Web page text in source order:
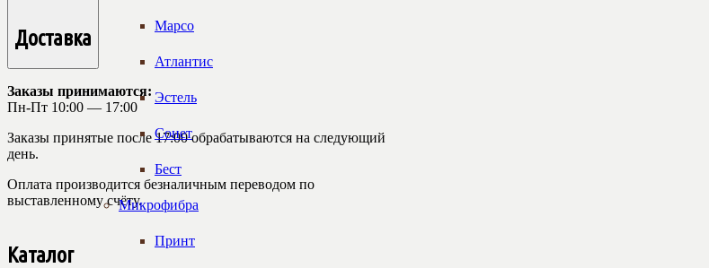
Марсо
Атлантис
Эстель
Сонет
Бест
Микрофибра
Принт
Доставка
Заказы принимаются:
Пн-Пт 10:00 — 17:00
Заказы принятые после 17:00 обрабатываются на следующий
день.
Оплата производится безналичным переводом по
выставленному счёту.
Каталог